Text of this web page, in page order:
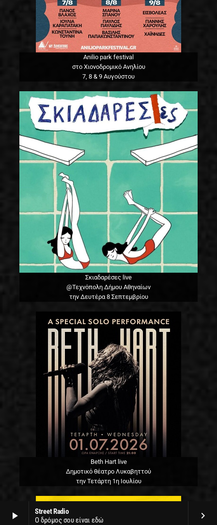
play_arrow
Street Radio
Ο δρόμος σου είναι εδώ
keyboard_arrow_right
Anilio park festival
στο Χιονοδρομικό Ανηλίου
7, 8 & 9 Αυγούστου
Σκιαδαρέσες live
@Τεχνόπολη Δήμου Αθηναίων
την Δευτέρα 8 Σεπτεμβρίου
Beth Hart live
Δημοτικό θέατρο Λυκαβηττού
την Τετάρτη 1η Ιουλίου